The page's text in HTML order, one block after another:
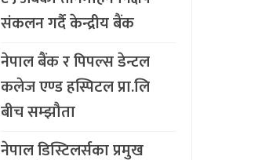
संकलन गर्दै केन्द्रीय बैंक
नेपाल बैंक र पिपल्स डेन्टल
कलेज एण्ड हस्पिटल प्रा.लि
बीच सम्झौता
नेपाल डिस्टिलर्सका प्रमुख